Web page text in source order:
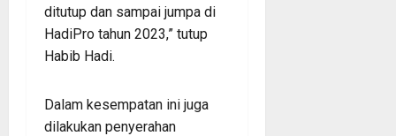
ditutup dan sampai jumpa di
HadiPro tahun 2023,” tutup
Habib Hadi.
Dalam kesempatan ini juga
dilakukan penyerahan